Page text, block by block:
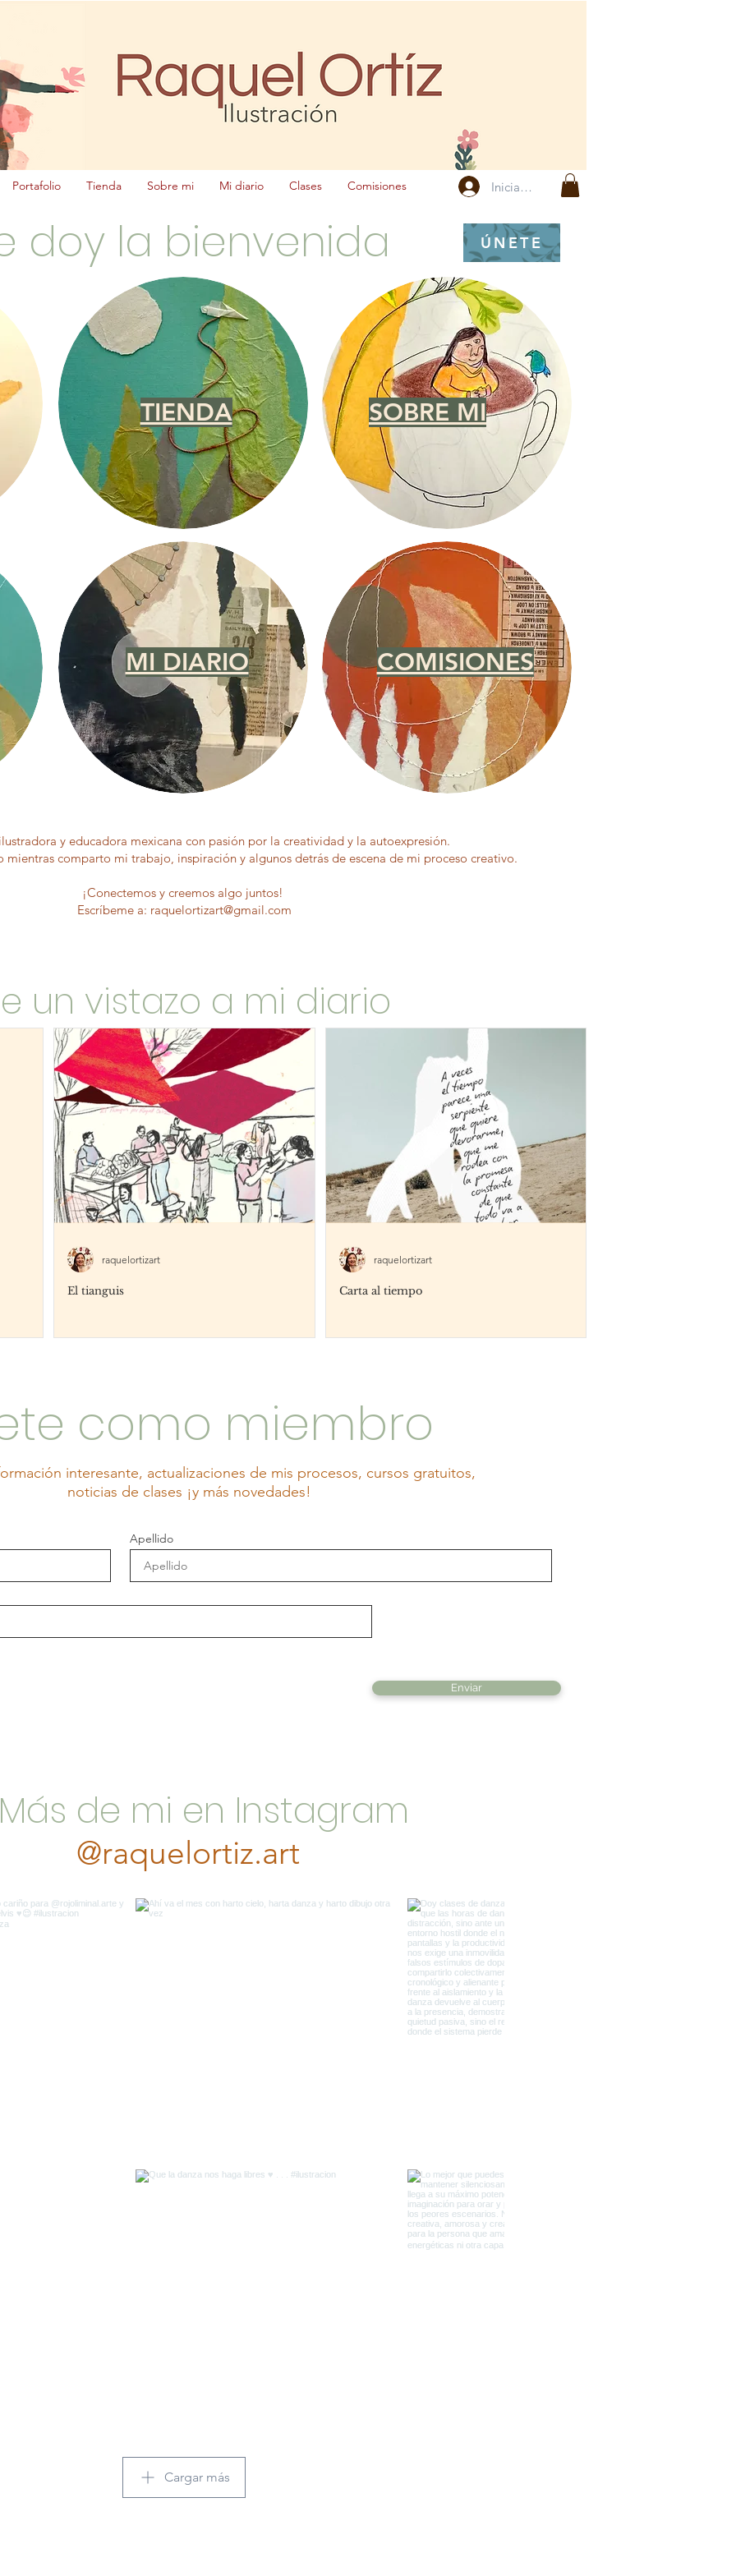
Portafolio Tienda Sobre mi Mi diario Clases Comisiones Iniciar sesión
doy la bienvenida ÚNETE
TIENDA SOBRE MI
MI DIARIO COMISIONES
y educadora mexicana con pasión por la creatividad y la autoexpresión.
mientras comparto mi trabajo, inspiración y algunos detrás de escena de mi proceso creativo.
¡Conectemos y creemos algo juntos!
Escríbeme a: raquelortizart@gmail.com
un vistazo a mi diario
El tianguis
raquelortizart
Carta al tiempo
raquelortizart
como miembro
interesante, actualizaciones de mis procesos, cursos gratuitos,
noticias de clases ¡y más novedades!
Apellido
Enviar
@raquelortiz.art
Cargar más
de mi en Instagram